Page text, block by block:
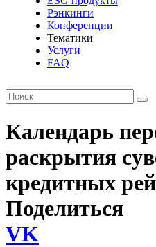
Рэнкинги
Конференции
Тематики
Услуги
FAQ
Календарь
раскрытия
кредитных
Поделиться
VK